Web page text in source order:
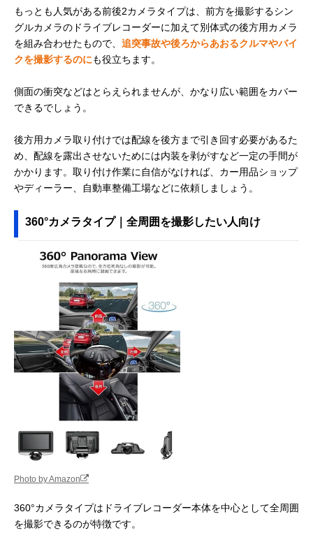
もっとも人気がある前後2カメラタイプは、前方を撮影するシン
グルカメラのドライブレコーダーに加えて別体式の後方用カメラ
を組み合わせたもので、 追突事故や後ろからあおるクルマやバイ
クを撮影するのにも役立ちます。
側面の衝突などはとらえられませんが、かなり広い範囲をカバー
できるでしょう。
後方用カメラ取り付けでは配線を後方まで引き回す必要があるた
め、配線を露出させないためには内装を剥がすなど一定の手間が
かかります。取り付け作業に自信がなければ、カー用品ショップ
やディーラー、自動車整備工場などに依頼しましょう。
360°カメラタイプ｜全周囲を撮影したい人向け
Photo by Amazon
360°カメラタイプはドライブレコーダー本体を中心として全周囲
を撮影できるのが特徴です。